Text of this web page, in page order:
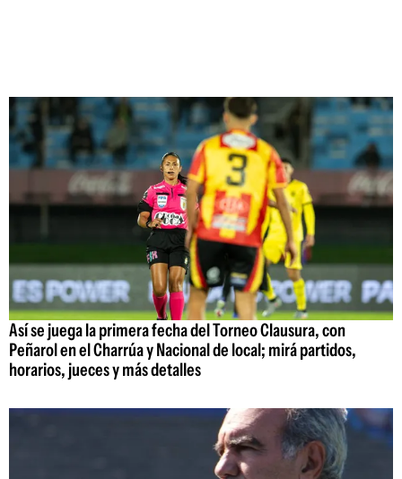
Así se juega la primera fecha del Torneo Clausura, con
Peñarol en el Charrúa y Nacional de local; mirá partidos,
horarios, jueces y más detalles